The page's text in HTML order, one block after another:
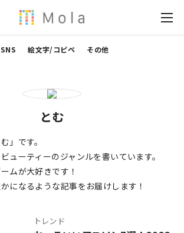
SNS 絵文字/コピペ その他
とむ
」です。
ューティーのジャンルを書いています。
ムが大好きです！
になるような記事をお届けします！
トレンド